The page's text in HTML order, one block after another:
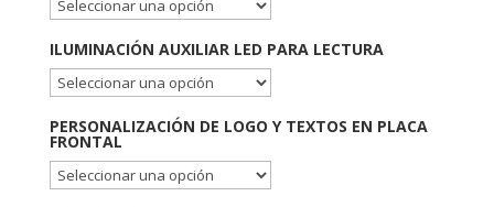
ILUMINACIÓN AUXILIAR LED PARA LECTURA
PERSONALIZACIÓN DE LOGO Y TEXTOS EN PLACA
FRONTAL